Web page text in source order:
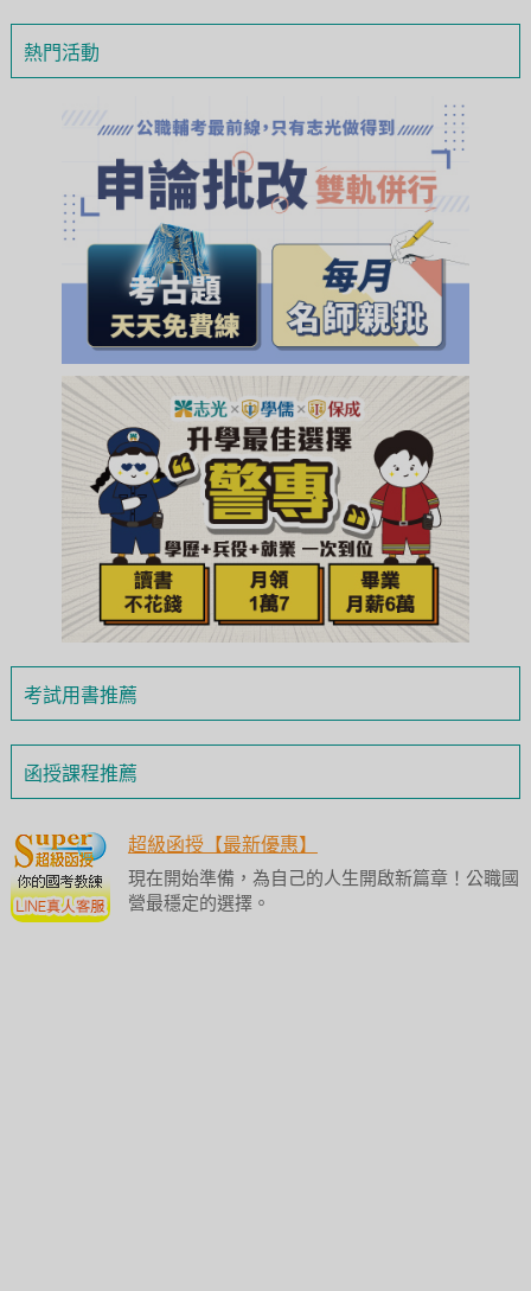
熱門活動
考試用書推薦
函授課程推薦
超級函授【最新優惠】
現在開始準備，為自己的人生開啟新篇章！公職國
營最穩定的選擇。